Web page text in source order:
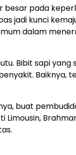
pada
jadi kunci
dalam
Bibit sapi yang
Baiknya,
buat